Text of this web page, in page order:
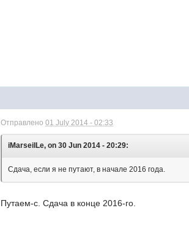
Отправлено01 July 2014 - 02:33
iMarseilLe, on 30 Jun 2014 - 20:29:
Сдача, если я не путают, в начале 2016 года.
Путаем-с. Сдача в конце 2016-го.